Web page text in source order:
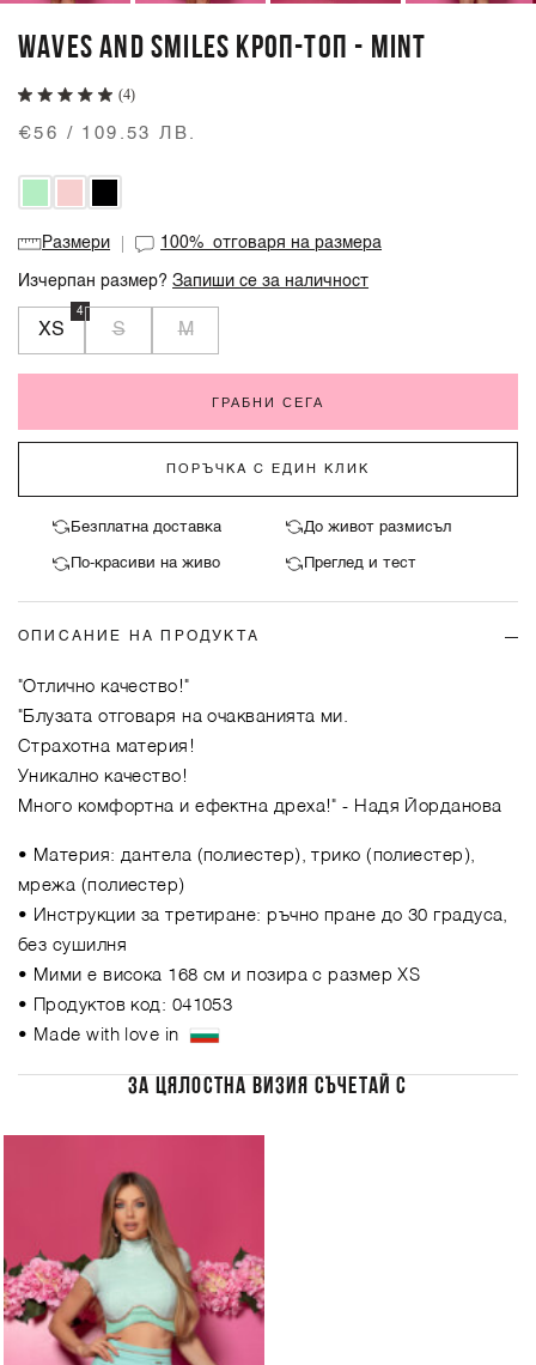
WAVES AND SMILES КРОП-ТОП - MINT
(4)
€56 / 109.53 ЛВ.
Размери 100%отговаря на размера
Изчерпан размер?Запиши се за наличност
XS
4
S M
ГРАБНИ СЕГА
ПОРЪЧКА С ЕДИН КЛИК
Безплатна доставка До живот размисъл
По-красиви на живо Преглед и тест
ОПИСАНИЕ НА ПРОДУКТА
"Отлично качество!"
"Блузата отговаря на очакванията ми.
Страхотна материя!
Уникално качество!
Много комфортна и ефектна дреха!" - Надя Йорданова
• Материя: дантела (полиестер), трико (полиестер),
мрежа (полиестер)
• Инструкции за третиране: ръчно пране до 30 градуса,
без сушилня
• Мими е висока 168 см и позира с размер XS
• Продуктов код: 041053
• Made with love in
ЗА ЦЯЛОСТНА ВИЗИЯ СЪЧЕТАЙ С